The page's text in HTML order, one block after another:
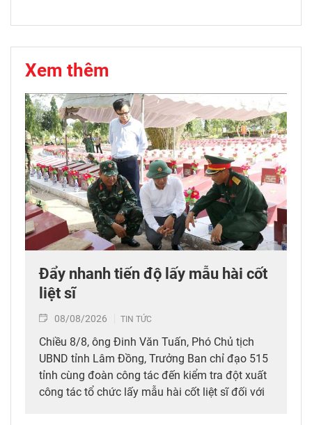
Xem thêm
Đẩy nhanh tiến độ lấy mẫu hài cốt
liệt sĩ
08/08/2026 TIN TỨC
Chiều 8/8, ông Đinh Văn Tuấn, Phó Chủ tịch
UBND tỉnh Lâm Đồng, Trưởng Ban chỉ đạo 515
tỉnh cùng đoàn công tác đến kiểm tra đột xuất
công tác tổ chức lấy mẫu hài cốt liệt sĩ đối với